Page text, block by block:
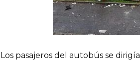
Los pasajeros del autobús se